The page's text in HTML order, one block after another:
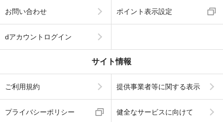
お問い合わせ ポイント表示設定
dアカウントログイン
サイト情報
ご利用規約 提供事業者等に関する表示
プライバシーポリシー 健全なサービスに向けて